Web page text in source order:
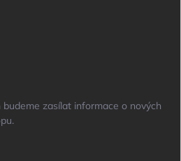
zasílat informace o nových